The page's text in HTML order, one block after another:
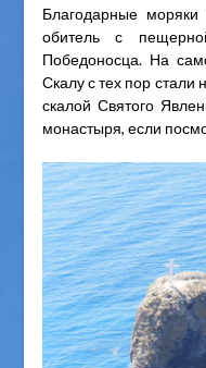
Благодарные
обитель с
Победоносца. На
Скалу с тех пор стали
скалой Святого
монастыря, если